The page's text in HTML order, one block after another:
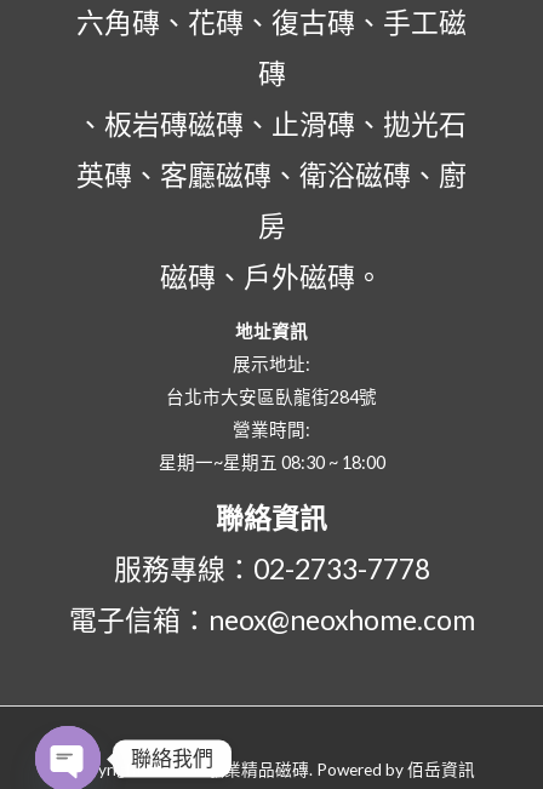
六角磚、花磚、復古磚、手工磁
磚
、板岩磚磁磚、止滑磚、拋光石
英磚、客廳磁磚、衛浴磁磚、廚
房
磁磚、戶外磁磚。
地址資訊
展示地址:
台北市大安區臥龍街284號
營業時間:
星期一~星期五 08:30 ~ 18:00
聯絡資訊
服務專線：02-2733-7778
電子信箱：neox@neoxhome.com
Copyright © 2026 敏業精品磁磚. Powered by佰岳資訊
聯絡我們